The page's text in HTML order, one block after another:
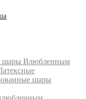
шары Влюбленным
шары